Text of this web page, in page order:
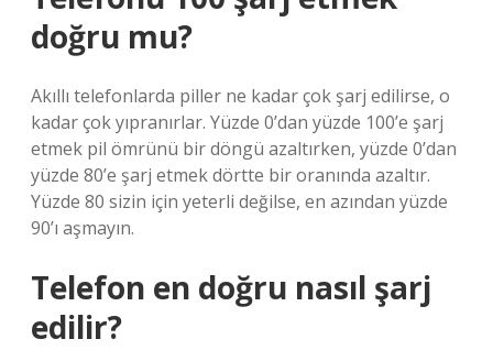
doğru mu?
Akıllı telefonlarda piller ne kadar çok şarj edilirse, o
kadar çok yıpranırlar. Yüzde 0’dan yüzde 100’e şarj
etmek pil ömrünü bir döngü azaltırken, yüzde 0’dan
yüzde 80’e şarj etmek dörtte bir oranında azaltır.
Yüzde 80 sizin için yeterli değilse, en azından yüzde
90’ı aşmayın.
Telefon en doğru nasıl şarj
edilir?